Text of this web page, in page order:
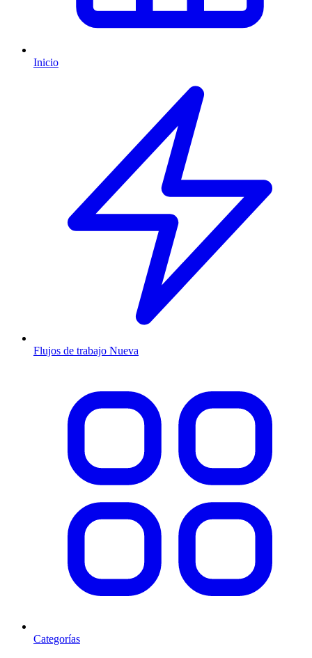
Inicio
Flujos de trabajo Nueva
Categorías